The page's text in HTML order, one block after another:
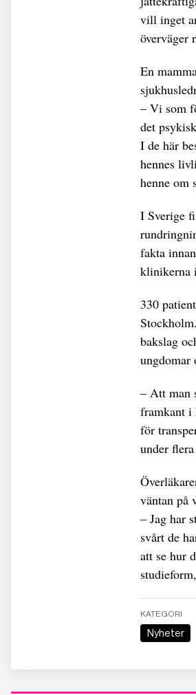
vill inget
överväger
En
– Vi som
det
I de här
hennes
henne om
I Sverige
fakta
klinikerna
330
Stockholm.
bakslag
ungdomar
– Att man
framkant i
för
under
väntan på
– Jag har
svårt de
att se hur
KATEGORI
Nyheter